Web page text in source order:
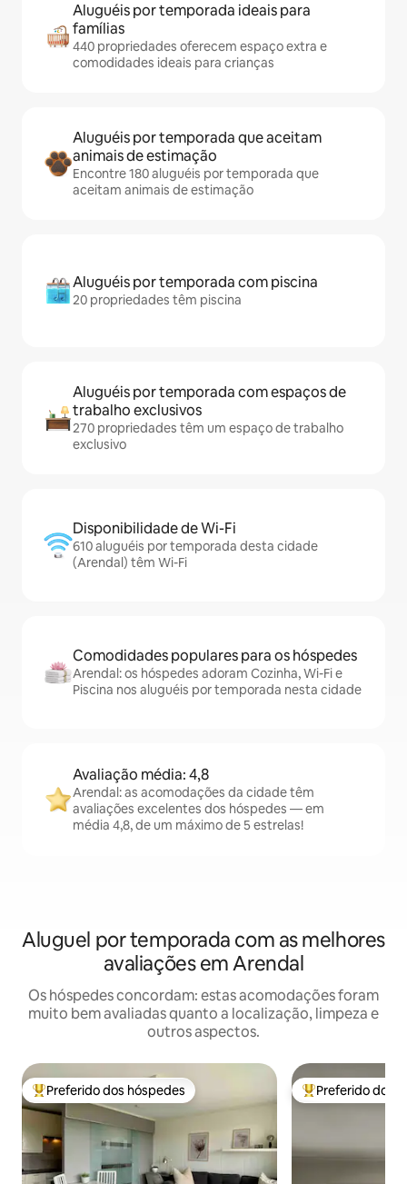
Aluguéis por temporada ideais para
famílias
440 propriedades oferecem espaço extra e
comodidades ideais para crianças
Aluguéis por temporada que aceitam
animais de estimação
Encontre 180 aluguéis por temporada que
aceitam animais de estimação
Aluguéis por temporada com piscina
20 propriedades têm piscina
Aluguéis por temporada com espaços de
trabalho exclusivos
270 propriedades têm um espaço de trabalho
exclusivo
Disponibilidade de Wi-Fi
610 aluguéis por temporada desta cidade
(Arendal) têm Wi-Fi
Comodidades populares para os hóspedes
Arendal: os hóspedes adoram Cozinha, Wi-Fi e
Piscina nos aluguéis por temporada nesta cidade
Avaliação média: 4,8
Arendal: as acomodações da cidade têm
avaliações excelentes dos hóspedes — em
média 4,8, de um máximo de 5 estrelas!
Aluguel por temporada com as melhores
avaliações em Arendal
Os hóspedes concordam: estas acomodações foram
muito bem avaliadas quanto a localização, limpeza e
outros aspectos.
Entre os melhores preferidos dos hóspedes
Preferido dos hóspedes Entre os
Preferido dos